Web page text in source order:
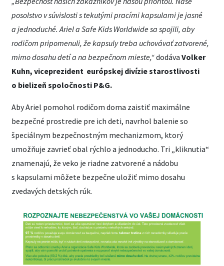
posolstvo v súvislosti s tekutými pracími kapsulami je jasné
a jednoduché. Ariel a Safe Kids Worldwide sa spojili, aby
rodičom pripomenuli, že kapsuly treba uchovávať zatvorené,
mimo dosahu detí a na bezpečnom mieste,“dodáva Volker
Kuhn, viceprezident európskej divíziestarostlivosti
o bielizeň spoločnosti P&G.
Aby Ariel pomohol rodičom doma zaistiť maximálne
bezpečné prostredie pre ich deti, navrhol balenie so
špeciálnym bezpečnostným mechanizmom, ktorý
umožňuje zavrieť obal rýchlo a jednoducho. Tri „kliknutia“
znamenajú, že veko je riadne zatvorené a nádobu
s kapsulami môžete bezpečne uložiť mimo dosahu
zvedavých detských rúk.